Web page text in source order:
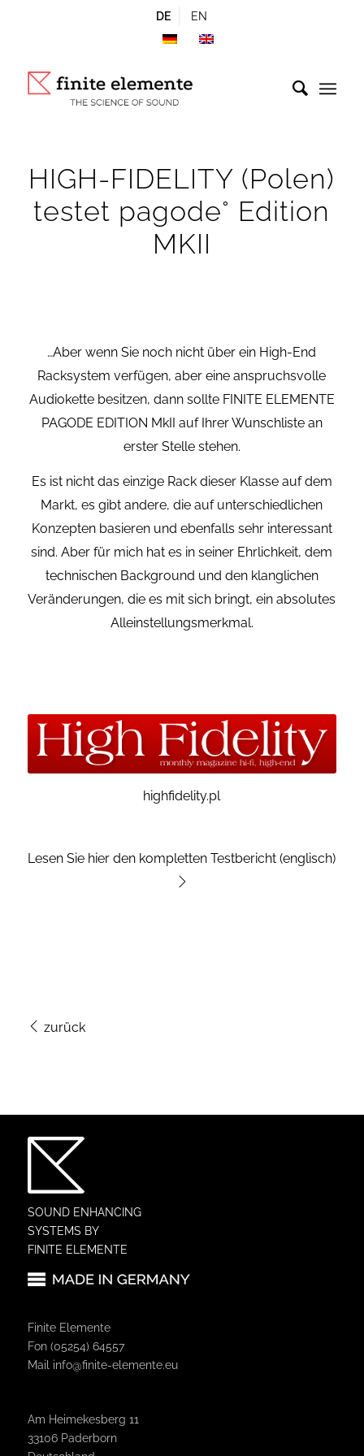
DE EN
HIGH-FIDELITY (Polen)
testet pagode° Edition
MKII
…Aber wenn Sie noch nicht über ein High-End
Racksystem verfügen, aber eine anspruchsvolle
Audiokette besitzen, dann sollte FINITE ELEMENTE
PAGODE EDITION MkII auf Ihrer Wunschliste an
erster Stelle stehen.
Es ist nicht das einzige Rack dieser Klasse auf dem
Markt, es gibt andere, die auf unterschiedlichen
Konzepten basieren und ebenfalls sehr interessant
sind. Aber für mich hat es in seiner Ehrlichkeit, dem
technischen Background und den klanglichen
Veränderungen, die es mit sich bringt, ein absolutes
Alleinstellungsmerkmal.
highfidelity.pl
Lesen Sie hier den kompletten Testbericht (englisch)
zurück
SOUND ENHANCING
SYSTEMS BY
FINITE ELEMENTE
Finite Elemente
Fon (05254) 64557
Mail info@finite-elemente.eu
Am Heimekesberg 11
33106 Paderborn